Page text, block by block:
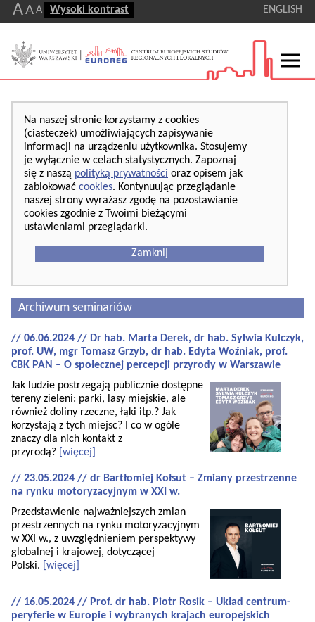
AA A Wysoki kontrast ENGLISH
Na naszej stronie korzystamy z cookies
(ciasteczek) umożliwiających zapisywanie
informacji na urządzeniu użytkownika. Stosujemy
je wyłącznie w celach statystycznych. Zapoznaj
się z naszą polityką prywatności oraz opisem jak
zablokować cookies. Kontynuując przeglądanie
naszej strony wyrażasz zgodę na pozostawianie
cookies zgodnie z Twoimi bieżącymi
ustawieniami przeglądarki.
Zamknij
Archiwum seminariów
// 06.06.2024 // Dr hab. Marta Derek, dr hab. Sylwia Kulczyk,
prof. UW, mgr Tomasz Grzyb, dr hab. Edyta Woźniak, prof.
CBK PAN – O społecznej percepcji przyrody w Warszawie
Jak ludzie postrzegają publicznie dostępne
tereny zieleni: parki, lasy miejskie, ale
również doliny rzeczne, łąki itp.? Jak
korzystają z tych miejsc? I co w ogóle
znaczy dla nich kontakt z
przyrodą? [więcej]
// 23.05.2024 // dr Bartłomiej Kołsut – Zmiany przestrzenne
na rynku motoryzacyjnym w XXI w.
Przedstawienie najważniejszych zmian
przestrzennych na rynku motoryzacyjnym
w XXI w., z uwzględnieniem perspektywy
globalnej i krajowej, dotyczącej
Polski.
[więcej]
// 16.05.2024 // Prof. dr hab. Piotr Rosik – Układ centrum-
peryferie w Europie i wybranych krajach europejskich